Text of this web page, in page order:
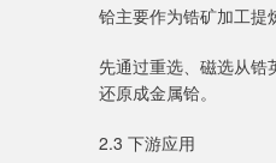
铪主要作为锆矿加工
先通过重选、磁选从
还原成金属铪。
2.3 下游应用